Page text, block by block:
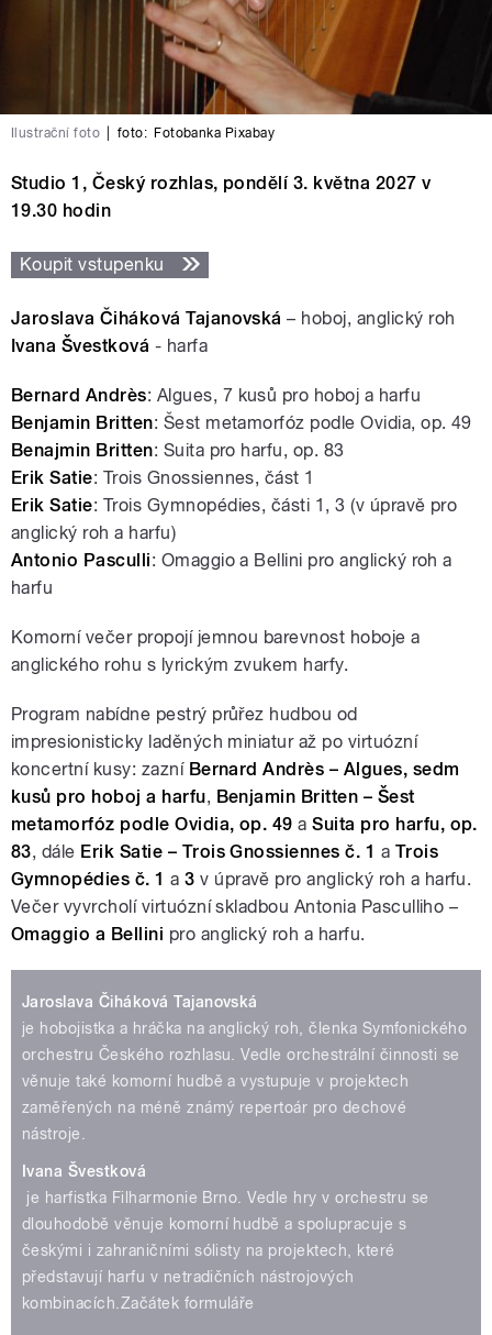
Ilustrační foto foto: Fotobanka Pixabay
Studio 1, Český rozhlas, pondělí 3. května 2027 v
19.30 hodin
Koupit vstupenku
Jaroslava Čiháková Tajanovská– hoboj, anglický roh
Ivana Švestková - harfa
Bernard Andrès: Algues, 7 kusů pro hoboj a harfu
Benjamin Britten: Šest metamorfóz podle Ovidia, op. 49
Benajmin Britten: Suita pro harfu, op. 83
Erik Satie: Trois Gnossiennes, část 1
Erik Satie: Trois Gymnopédies, části 1, 3 (v úpravě pro
anglický roh a harfu)
Antonio Pasculli: Omaggio a Bellini pro anglický roh a
harfu
Komorní večer propojí jemnou barevnost hoboje a
anglického rohu s lyrickým zvukem harfy.
Program nabídne pestrý průřez hudbou od
impresionisticky laděných miniatur až po virtuózní
koncertní kusy: zazní Bernard Andrès – Algues, sedm
kusů pro hoboj a harfu, Benjamin Britten – Šest
metamorfóz podle Ovidia, op. 49 aSuita pro harfu, op.
83, dále Erik Satie – Trois Gnossiennes č. 1 a Trois
Gymnopédies č. 1 a3 v úpravě pro anglický roh a harfu.
Večer vyvrcholí virtuózní skladbou Antonia Pasculliho –
Omaggio a Bellini pro anglický roh a harfu.
Jaroslava Čiháková Tajanovská
je hobojistka a hráčka na anglický roh, členka Symfonického
orchestru Českého rozhlasu. Vedle orchestrální činnosti se
věnuje také komorní hudbě a vystupuje v projektech
zaměřených na méně známý repertoár pro dechové
nástroje.
Ivana Švestková
je harfistka Filharmonie Brno. Vedle hry v orchestru se
dlouhodobě věnuje komorní hudbě a spolupracuje s
českými i zahraničními sólisty na projektech, které
představují harfu v netradičních nástrojových
kombinacích.Začátek formuláře